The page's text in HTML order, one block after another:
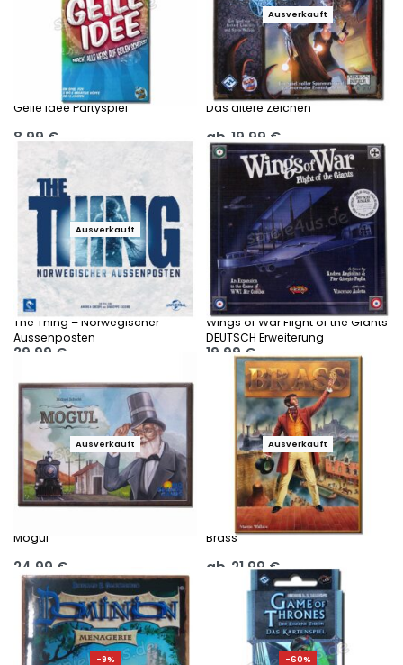
Geile Idee Partyspiel
8,99 €
Ausführung wählen
Ausverkauft
Das ältere Zeichen
ab 19,99 €
Ausführung wählen
Ausverkauft
The Thing – Norwegischer
Aussenposten
29,99 €
Wings of War Flight of the Giants
DEUTSCH Erweiterung
19,99€
Ausführung wählen
Ausverkauft
Mogul
24,99 €
Ausführung wählen
Ausverkauft
Brass
ab 21,99€
Ausführung wählen
-9% -60%